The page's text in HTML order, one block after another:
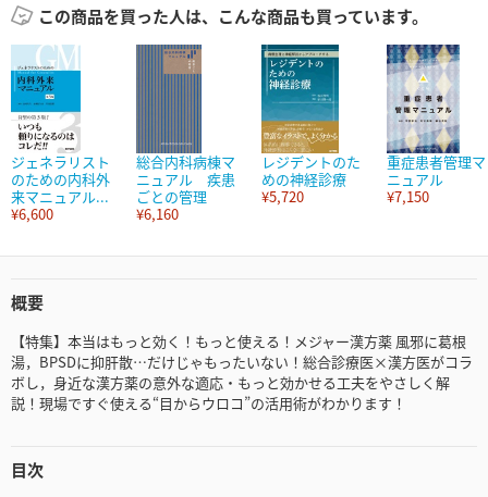
この商品を買った人は、こんな商品も買っています。
ジェネラリスト
のための内科外
来マニュアル...
¥6,600
総合内科病棟マ
ニュアル 疾患
ごとの管理
¥6,160
レジデントのた
めの神経診療
¥5,720
重症患者管理マ
ニュアル
¥7,150
概要
【特集】本当はもっと効く！もっと使える！メジャー漢方薬 風邪に葛根
湯，BPSDに抑肝散…だけじゃもったいない！総合診療医×漢方医がコラ
ボし，身近な漢方薬の意外な適応・もっと効かせる工夫をやさしく解
説！現場ですぐ使える“目からウロコ”の活用術がわかります！
目次